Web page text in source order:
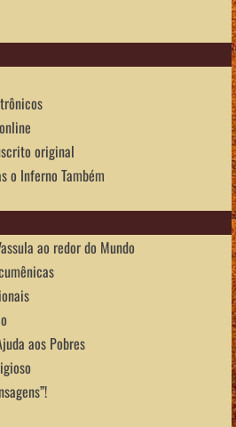
original
o Inferno Também
ao redor do Mundo
aos Pobres